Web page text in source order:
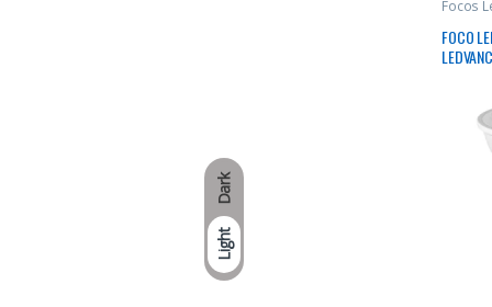
Dark
Light
Focos
FOCO